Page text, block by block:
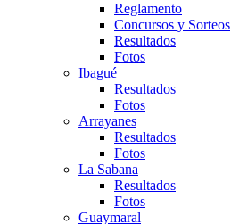
Reglamento
Concursos y Sorteos
Resultados
Fotos
Ibagué
Resultados
Fotos
Arrayanes
Resultados
Fotos
La Sabana
Resultados
Fotos
Guaymaral